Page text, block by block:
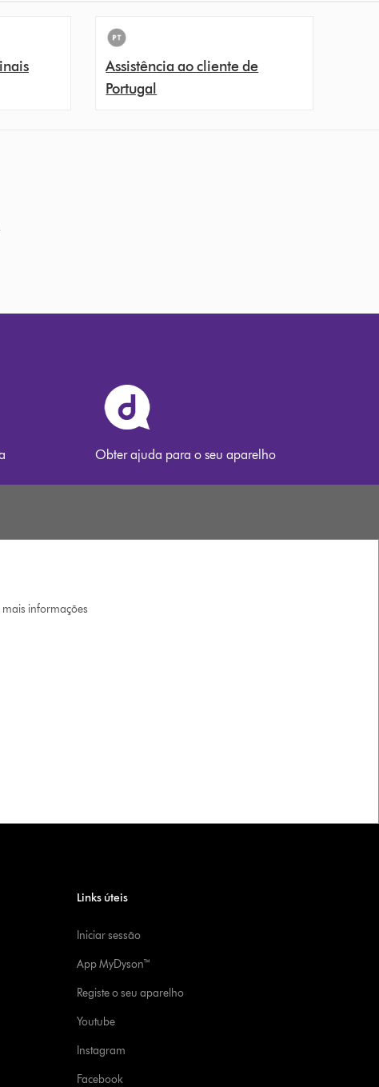
Assistência ao cliente de
Portugal
Obter ajuda para o seu aparelho
informações
Links úteis
Iniciar sessão
App MyDyson™
Registe o seu aparelho
Youtube
Instagram
Facebook